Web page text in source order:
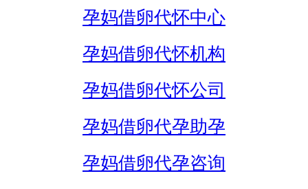
孕妈借卵代怀中心
孕妈借卵代怀机构
孕妈借卵代怀公司
孕妈借卵代孕助孕
孕妈借卵代孕咨询